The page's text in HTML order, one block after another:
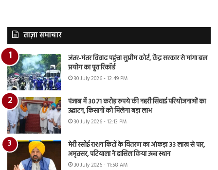
ताज़ा समाचार
जंतर-मंतर विवाद पहुंचा सुप्रीम कोर्ट, केंद्र सरकार से मांगा बल
प्रयोग का पूरा रिकॉर्ड
30 July 2026 - 12:49 PM
पंजाब में 30.71 करोड़ रुपये की नहरी सिंचाई परियोजनाओं का
उद्घाटन, किसानों को मिलेगा बड़ा लाभ
30 July 2026 - 12:13 PM
मेरी रसोई राशन किटों के वितरण का आंकड़ा 33 लाख से पार,
अमृतसर, पटियाला ने हासिल किया उच्च स्थान
30 July 2026 - 11:58 AM